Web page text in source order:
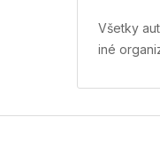
Všetky
iné